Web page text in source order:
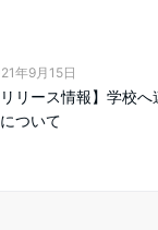
年9月15日
リリース情報】学校
ついて